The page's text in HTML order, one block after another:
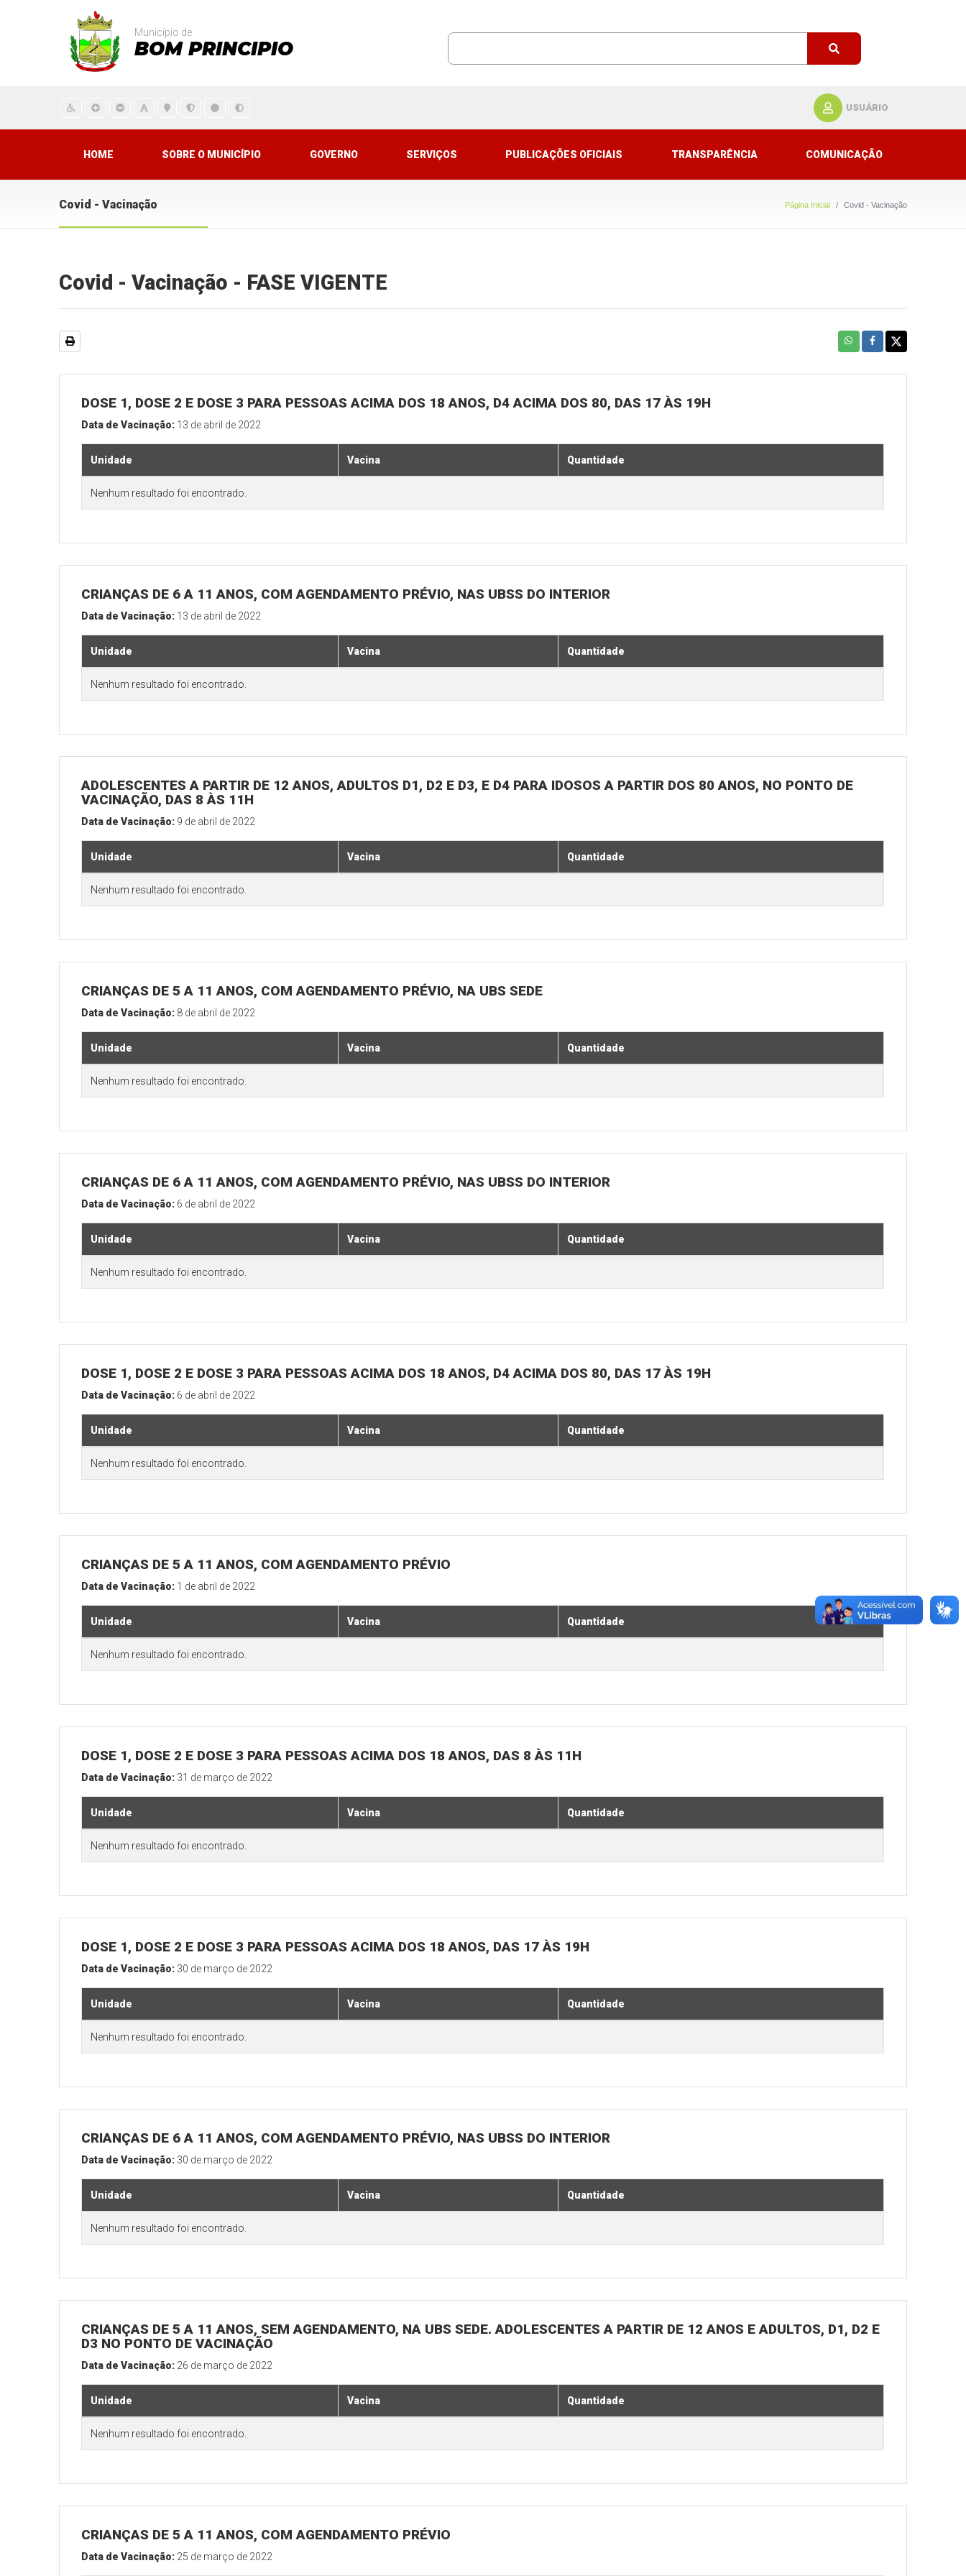
Município de
BOM PRINCIPIO
USUÁRIO
HOME SOBRE O MUNICÍPIO GOVERNO SERVIÇOS PUBLICAÇÕES OFICIAIS TRANSPARÊNCIA COMUNICAÇÃO
Covid - Vacinação Página Inicial Covid - Vacinação
Covid - Vacinação - FASE VIGENTE
DOSE 1, DOSE 2 E DOSE 3 PARA PESSOAS ACIMA DOS 18 ANOS, D4 ACIMA DOS 80, DAS 17 ÀS 19H
Data de Vacinação: 13 de abril de 2022
Unidade Vacina Quantidade
Nenhum resultado foi encontrado.
CRIANÇAS DE 6 A 11 ANOS, COM AGENDAMENTO PRÉVIO, NAS UBSS DO INTERIOR
Data de Vacinação: 13 de abril de 2022
Unidade Vacina Quantidade
Nenhum resultado foi encontrado.
ADOLESCENTES A PARTIR DE 12 ANOS, ADULTOS D1, D2 E D3, E D4 PARA IDOSOS A PARTIR DOS 80 ANOS, NO PONTO DE
VACINAÇÃO, DAS 8 ÀS 11H
Data de Vacinação: 9 de abril de 2022
Unidade Vacina Quantidade
Nenhum resultado foi encontrado.
CRIANÇAS DE 5 A 11 ANOS, COM AGENDAMENTO PRÉVIO, NA UBS SEDE
Data de Vacinação: 8 de abril de 2022
Unidade Vacina Quantidade
Nenhum resultado foi encontrado.
CRIANÇAS DE 6 A 11 ANOS, COM AGENDAMENTO PRÉVIO, NAS UBSS DO INTERIOR
Data de Vacinação: 6 de abril de 2022
Unidade Vacina Quantidade
Nenhum resultado foi encontrado.
DOSE 1, DOSE 2 E DOSE 3 PARA PESSOAS ACIMA DOS 18 ANOS, D4 ACIMA DOS 80, DAS 17 ÀS 19H
Data de Vacinação: 6 de abril de 2022
Unidade Vacina Quantidade
Nenhum resultado foi encontrado.
CRIANÇAS DE 5 A 11 ANOS, COM AGENDAMENTO PRÉVIO
Data de Vacinação: 1 de abril de 2022
Unidade Vacina Quantidade
Nenhum resultado foi encontrado.
DOSE 1, DOSE 2 E DOSE 3 PARA PESSOAS ACIMA DOS 18 ANOS, DAS 8 ÀS 11H
Data de Vacinação: 31 de março de 2022
Unidade Vacina Quantidade
Nenhum resultado foi encontrado.
DOSE 1, DOSE 2 E DOSE 3 PARA PESSOAS ACIMA DOS 18 ANOS, DAS 17 ÀS 19H
Data de Vacinação: 30 de março de 2022
Unidade Vacina Quantidade
Nenhum resultado foi encontrado.
CRIANÇAS DE 6 A 11 ANOS, COM AGENDAMENTO PRÉVIO, NAS UBSS DO INTERIOR
Data de Vacinação: 30 de março de 2022
Unidade Vacina Quantidade
Nenhum resultado foi encontrado.
CRIANÇAS DE 5 A 11 ANOS, SEM AGENDAMENTO, NA UBS SEDE. ADOLESCENTES A PARTIR DE 12 ANOS E ADULTOS, D1, D2 E
D3 NO PONTO DE VACINAÇÃO
Data de Vacinação: 26 de março de 2022
Unidade Vacina Quantidade
Nenhum resultado foi encontrado.
CRIANÇAS DE 5 A 11 ANOS, COM AGENDAMENTO PRÉVIO
Data de Vacinação: 25 de março de 2022